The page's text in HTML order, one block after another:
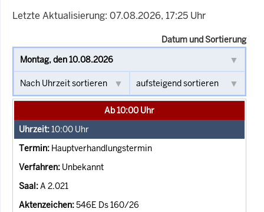
Letzte Aktualisierung: 07.08.2026, 17:25 Uhr
Datum und Sortierung
Ab 10:00 Uhr
10:00 Uhr
Hauptverhandlungstermin
Unbekannt
A 2.021
546E Ds 160/26